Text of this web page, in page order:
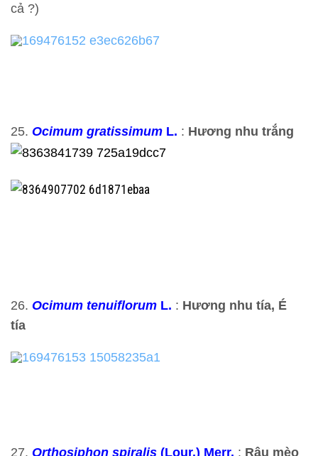
cả ?)
25. Ocimum gratissimum L. : Hương nhu trắng
26. Ocimum tenuiflorum L. : Hương nhu tía, É
tía
27. Orthosiphon spiralis (Lour.) Merr. : Râu mèo